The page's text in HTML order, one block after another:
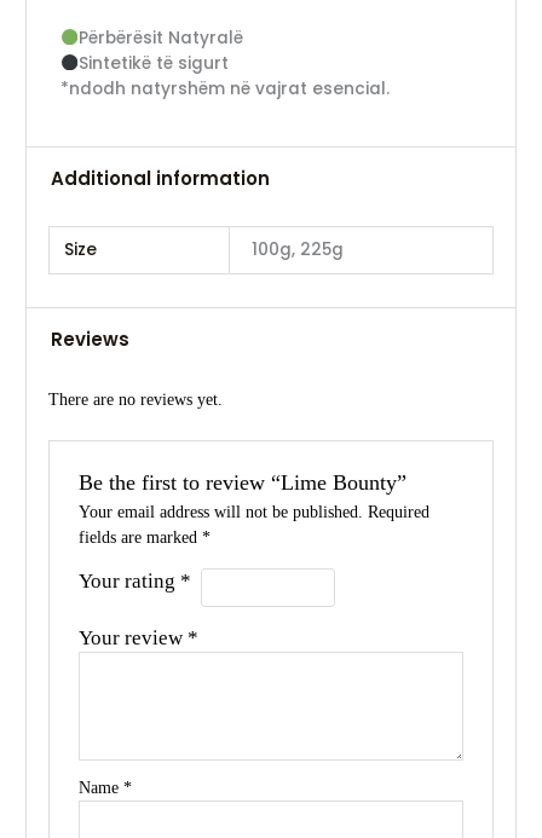
Përbërësit Natyralë
Sintetikë të sigurt
*ndodh natyrshëm në vajrat esencial.
Additional information
Size 100g, 225g
Reviews
There are no reviews yet.
Be the first to review “Lime Bounty”
Your email address will not be published. Required
fields are marked *
Your rating *
Your review *
Name *